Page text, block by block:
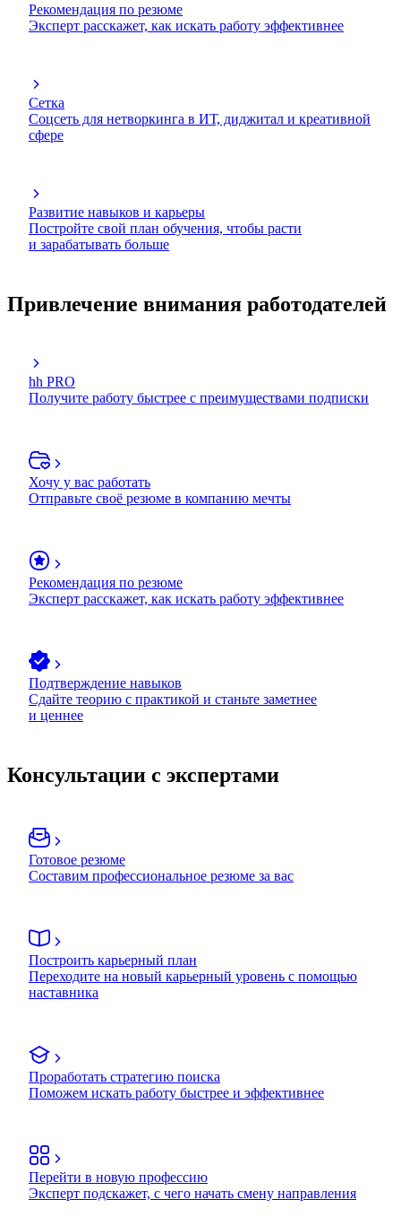
Рекомендация по резюме
Эксперт расскажет, как искать работу эффективнее
Сетка
Соцсеть для нетворкинга в ИТ, диджитал и креативной
сфере
Развитие навыков и карьеры
Постройте свой план обучения, чтобы расти
и зарабатывать больше
Привлечение внимания работодателей
hh PRO
Получите работу быстрее с преимуществами подписки
Хочу у вас работать
Отправьте своё резюме в компанию мечты
Рекомендация по резюме
Эксперт расскажет, как искать работу эффективнее
Подтверждение навыков
Сдайте теорию с практикой и станьте заметнее
и ценнее
Консультации с экспертами
Готовое резюме
Составим профессиональное резюме за вас
Построить карьерный план
Переходите на новый карьерный уровень с помощью
наставника
Проработать стратегию поиска
Поможем искать работу быстрее и эффективнее
Перейти в новую профессию
Эксперт подскажет, с чего начать смену направления